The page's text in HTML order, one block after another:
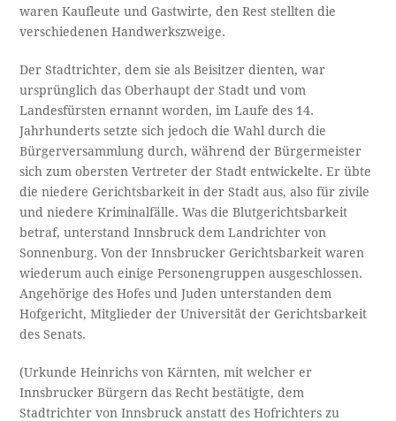
waren Kaufleute und Gastwirte, den Rest stellten die
verschiedenen Handwerkszweige.
Der Stadtrichter, dem sie als Beisitzer dienten, war
ursprünglich das Oberhaupt der Stadt und vom
Landesfürsten ernannt worden, im Laufe des 14.
Jahrhunderts setzte sich jedoch die Wahl durch die
Bürgerversammlung durch, während der Bürgermeister
sich zum obersten Vertreter der Stadt entwickelte. Er übte
die niedere Gerichtsbarkeit in der Stadt aus, also für zivile
und niedere Kriminalfälle. Was die Blutgerichtsbarkeit
betraf, unterstand Innsbruck dem Landrichter von
Sonnenburg. Von der Innsbrucker Gerichtsbarkeit waren
wiederum auch einige Personengruppen ausgeschlossen.
Angehörige des Hofes und Juden unterstanden dem
Hofgericht, Mitglieder der Universität der Gerichtsbarkeit
des Senats.
(Urkunde Heinrichs von Kärnten, mit welcher er
Innsbrucker Bürgern das Recht bestätigte, dem
Stadtrichter von Innsbruck anstatt des Hofrichters zu